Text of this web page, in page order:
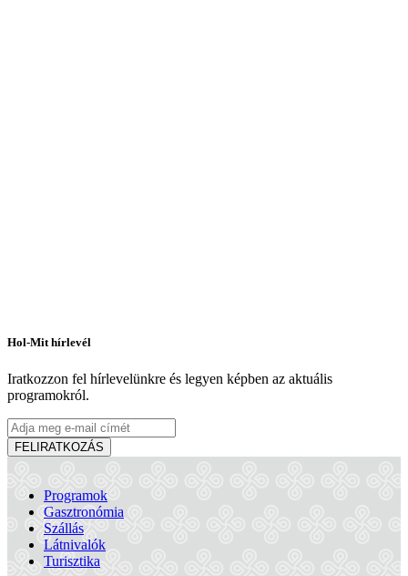
Hol-Mit hírlevél
Iratkozzon fel hírlevelünkre és legyen képben az aktuális
programokról.
FELIRATKOZÁS
Programok
Gasztronómia
Szállás
Látnivalók
Turisztika